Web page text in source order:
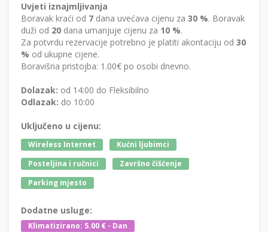
Uvjeti iznajmljivanja
Boravak kraći od 7 dana uvećava cijenu za 30 %. Boravak
duži od 20 dana umanjuje cijenu za 10 %.
Za potvrdu rezervacije potrebno je platiti akontaciju od 30
% od ukupne cijene.
Boravišna pristojba: 1.00€ po osobi dnevno.
Dolazak: od 14:00 do Fleksibilno
Odlazak: do 10:00
Uključeno u cijenu:
Wireless Internet
Kućni ljubimci
Posteljina i ručnici
Završno čišćenje
Parking mjesto
Dodatne usluge:
Klimatizirano: 5.00 € - Dan